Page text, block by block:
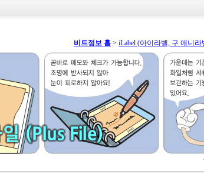
비트정보 홈 > iLabel (아이라벨, 구 애니라